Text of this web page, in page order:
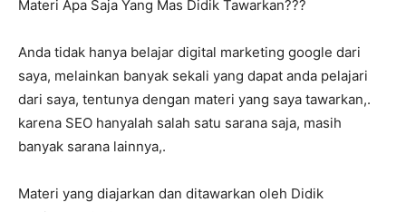
Materi Apa Saja Yang Mas Didik Tawarkan???
Anda tidak hanya belajar digital marketing google dari
saya, melainkan banyak sekali yang dapat anda pelajari
dari saya, tentunya dengan materi yang saya tawarkan,.
karena SEO hanyalah salah satu sarana saja, masih
banyak sarana lainnya,.
Materi yang diajarkan dan ditawarkan oleh Didik